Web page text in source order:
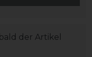
der Artikel